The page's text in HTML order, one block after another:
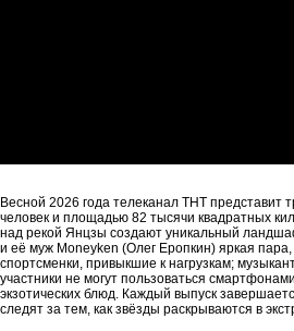
Весной 2026 года телеканал ТНТ
человек и площадью 82 тысячи квадратных
над рекой Янцзы создают уникальный
и её муж Moneyken (Олег Еропкин) яркая
спортсменки, привыкшие к нагрузкам;
участники не могут пользоваться
экзотических блюд. Каждый выпуск
следят за тем, как звёзды раскрываются в